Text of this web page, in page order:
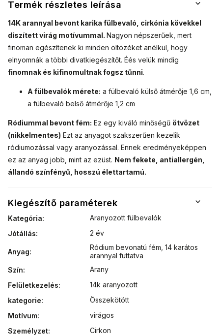
Termék részletes leírása
14K arannyal bevont karika fülbevaló, cirkónia kövekkel
díszített virág motívummal. Nagyon népszerűek, mert
finoman egészítenek ki minden öltözéket anélkül, hogy
elnyomnák a többi divatkiegészítőt. Éés velük mindig
finomnak és kifinomultnak fogsz tűnni.
A fülbevalók mérete: a fülbevaló külső átmérője 1,6 cm,
a fülbevaló belső átmérője 1,2 cm
Ródiummal bevont fém: Ez egy kiváló minőségű ötvözet
(nikkelmentes) Ezt az anyagot szakszerűen kezelik
ródiumozással vagy aranyozással. Ennek eredményeképpen
ez az anyag jobb, mint az ezüst. Nem fekete, antiallergén,
állandó színfényű, hosszú élettartamú.
Kiegészítő paraméterek
Kategória:
Aranyozott fülbevalók
Jótállás: 2 év
Anyag:
Ródium bevonatú fém 14 karátos
arannyal futtatva
Szín:
Arany
Felületkezelés:
14k aranyozott
kategorie:
Összekötött
Motívum:
virágos
Személyzet: Cirkon